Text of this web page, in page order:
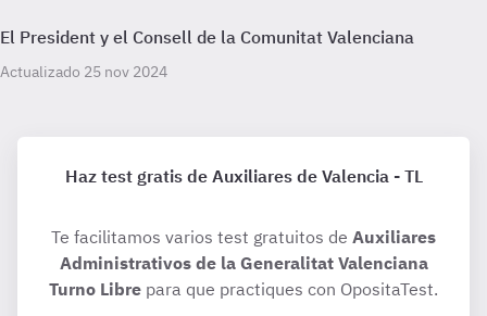
El President y el Consell de la Comunitat Valenciana
Actualizado 25 nov 2024
Haz test gratis de Auxiliares de Valencia - TL
Te facilitamos varios test gratuitos de Auxiliares
Administrativos de la Generalitat Valenciana
Turno Libre para que practiques con OpositaTest.